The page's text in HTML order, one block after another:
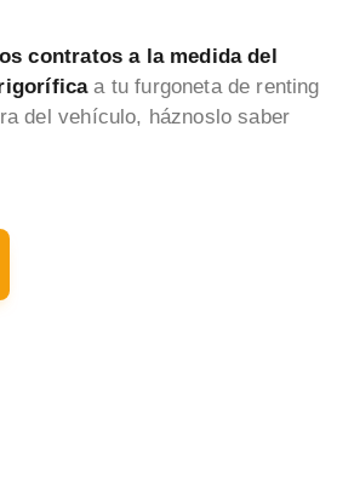
contratos a la medida del
a tu furgoneta de renting
del vehículo, háznoslo saber